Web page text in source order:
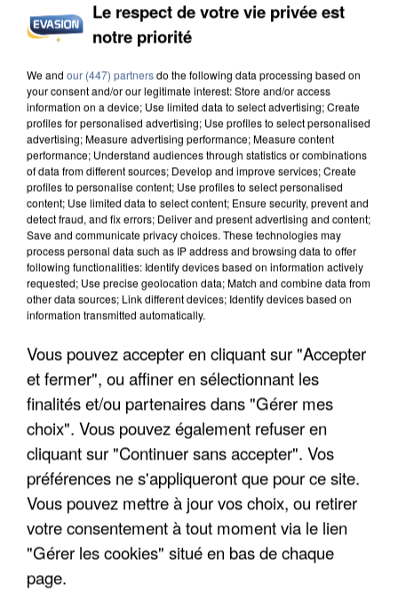
MAFIA INTERPELLÉ EN ALGÉRIE
UN SECOND CADRE DE LA DZ MAFIA
INTERPELLÉ EN ALGÉRIE
Le respect de votre vie privée est
notre priorité
We and our (447) partnersdo the following data processing based on
your consent and/or our legitimate interest: Store and/or access
information on a device; Use limited data to select advertising; Create
profiles for personalised advertising; Use profiles to select personalised
advertising; Measure advertising performance; Measure content
performance; Understand audiences through statistics or combinations
of data from different sources; Develop and improve services; Create
profiles to personalise content; Use profiles to select personalised
content; Use limited data to select content; Ensure security, prevent and
detect fraud, and fix errors; Deliver and present advertising and content;
Save and communicate privacy choices. These technologies may
process personal data such as IP address and browsing data to offer
following functionalities: Identify devices based on information actively
requested; Use precise geolocation data; Match and combine data from
other data sources; Link different devices; Identify devices based on
information transmitted automatically.
Vous pouvez accepter en cliquant sur "Accepter
et fermer", ou affiner en sélectionnant les
finalités et/ou partenaires dans "Gérer mes
choix". Vous pouvez également refuser en
cliquant sur "Continuer sans accepter". Vos
préférences ne s'appliqueront que pour ce site.
Vous pouvez mettre à jour vos choix, ou retirer
votre consentement à tout moment via le lien
"Gérer les cookies" situé en bas de chaque
page.